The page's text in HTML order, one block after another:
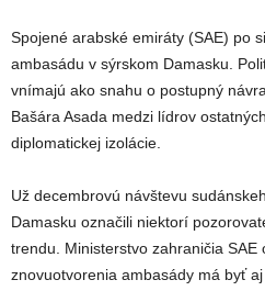
Spojené arabské emiráty (SAE) po
ambasádu v sýrskom Damasku.
vnímajú ako snahu o postupný
Bašára Asada medzi lídrov
diplomatickej izolácie.
Už decembrovú návštevu
Damasku označili niektorí
trendu. Ministerstvo zahraničia
znovuotvorenia ambasády má byť